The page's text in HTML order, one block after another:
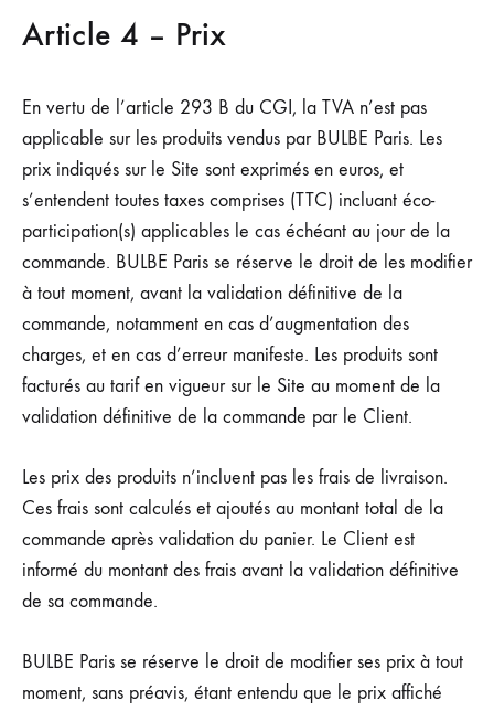
Article 4 – Prix
En vertu de l’article 293 B du CGI, la TVA n’est pas
applicable sur les produits vendus par BULBE Paris. Les
prix indiqués sur le Site sont exprimés en euros, et
s’entendent toutes taxes comprises (TTC) incluant éco-
participation(s) applicables le cas échéant au jour de la
commande. BULBE Paris se réserve le droit de les modifier
à tout moment, avant la validation définitive de la
commande, notamment en cas d’augmentation des
charges, et en cas d’erreur manifeste. Les produits sont
facturés au tarif en vigueur sur le Site au moment de la
validation définitive de la commande par le Client.
Les prix des produits n’incluent pas les frais de livraison.
Ces frais sont calculés et ajoutés au montant total de la
commande après validation du panier. Le Client est
informé du montant des frais avant la validation définitive
de sa commande.
BULBE Paris se réserve le droit de modifier ses prix à tout
moment, sans préavis, étant entendu que le prix affiché